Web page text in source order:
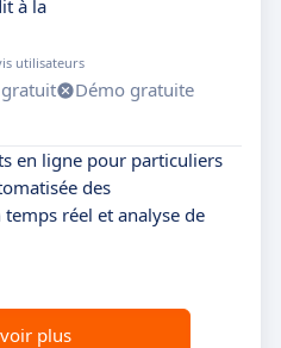
à la
utilisateurs
gratuit
Démo gratuite
en ligne pour particuliers
des
réel et analyse de
plus